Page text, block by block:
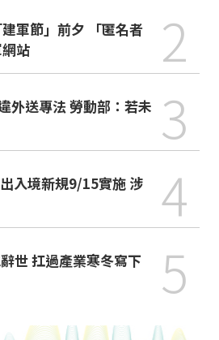
軍節」前夕 「匿名者
站
2
外送專法 勞動部：若未 3
入境新規9/15實施 涉
4
世 扛過產業寒冬寫下
5